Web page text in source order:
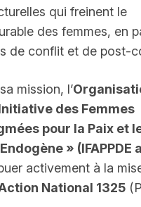
qui freinent le
des femmes, en
de conflit et de post-
mission, l’
des Femmes
pour la Paix et
» (IFAPPDE
activement à la
National 1325